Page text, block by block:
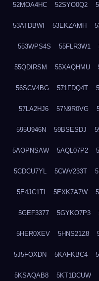
52MOA4HC 52SYO0Q2
53ATDBWI 53EKZAMH
553WPS4S 55FLR3W1
55QDIRSM 55XAQHMU
56SCV4BG 571FDQ4T
57LA2HJ6 57N9R0VG
595U946N 59BSESDJ
5AOPNSAW 5AQL07P2
5CDCU7YL 5CWV233T
5E4JC1TI 5EXK7A7W
5GEF3377 5GYKO7P3
5HER0XEV 5HNS21Z8
5J5FOXDN 5KAFKBC4
5KSAQAB8 5KT1DCUW